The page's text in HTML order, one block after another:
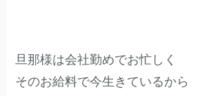
旦那様は会社勤めでお忙しく
そのお給料で今生きているから